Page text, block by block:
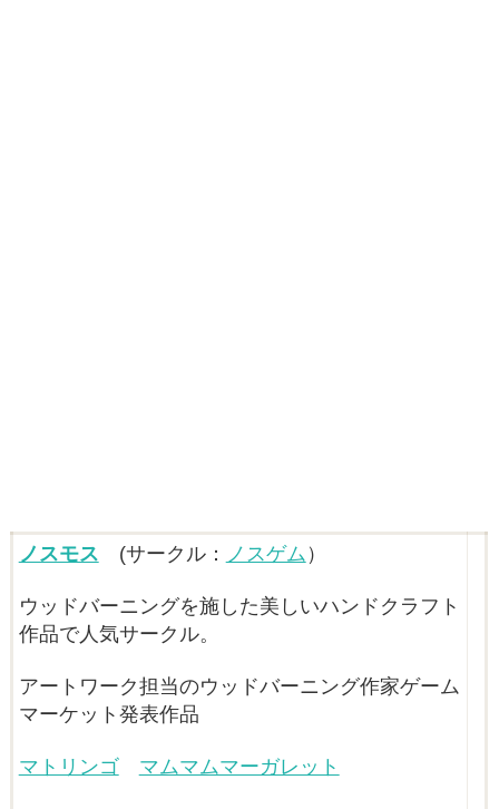
ノスモス (サークル： ノスゲム）
ウッドバーニングを施した美しいハンドクラフト
作品で人気サークル。
アートワーク担当のウッドバーニング作家ゲーム
マーケット発表作品
マトリンゴ マムマムマーガレット